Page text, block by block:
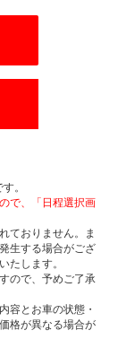
。
で、「日程選択画
ておりません。ま
生する場合がござ
たします。
ので、予めご了承
容とお車の状態・
格が異なる場合が